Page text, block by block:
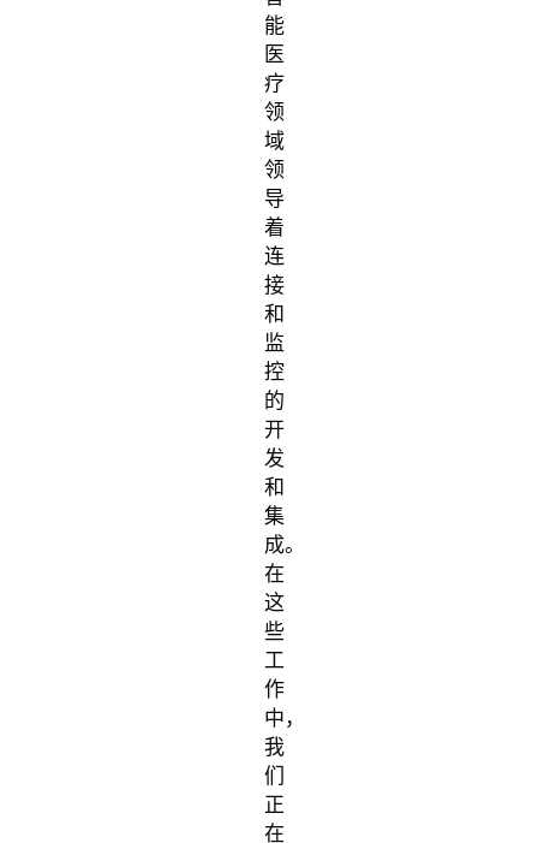
能
医
疗
领
域
领
导
着
连
接
和
监
控
的
开
发
和
集
成。
在
这
些
工
作
中，
我
们
正
在